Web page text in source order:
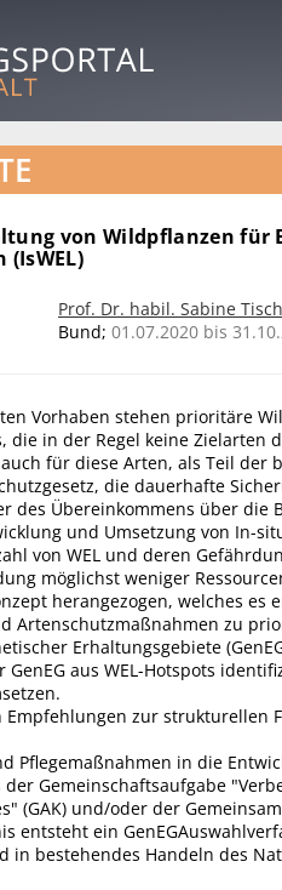
von Wildpflanzen
Prof. Dr. habil. Sabine
Bund; 01.07.2020 bis
Vorhaben stehen prioritäre
die in der Regel keine
für diese Arten, als Teil der
die dauerhafte
des Übereinkommens über die
und Umsetzung von In-
von WEL und deren
möglichst weniger
herangezogen, welches
Artenschutzmaßnahmen zu
Erhaltungsgebiete
aus WEL-Hotspots
Empfehlungen zur strukturellen
Pflegemaßnahmen in die
der Gemeinschaftsaufgabe
(GAK) und/oder der
entsteht ein
in bestehendes Handeln des